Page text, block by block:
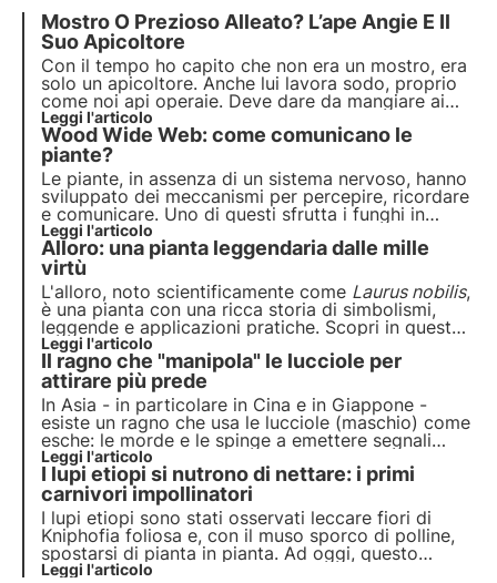
Mostro O Prezioso Alleato? L’ape Angie E Il
Suo Apicoltore
Con il tempo ho capito che non era un mostro, era
solo un apicoltore. Anche lui lavora sodo, proprio
come noi api operaie. Deve dare da mangiare ai
suoi ragazzini. Vende il nostro miele, ma ci cura
con amore, ci guarisce dai parassiti. Insomma, oggi
lo considero quasi fosse un parente.
Leggi l'articolo
Wood Wide Web: come comunicano le
piante?
Le piante, in assenza di un sistema nervoso, hanno
sviluppato dei meccanismi per percepire, ricordare
e comunicare. Uno di questi sfrutta i funghi in
simbiosi con le radici degli alberi, che sono in
grado di creare una rete fittissima per il trasporto
di importanti informazioni e nutrienti.
Leggi l'articolo
Alloro: una pianta leggendaria dalle mille
virtù
L'alloro, noto scientificamente come Laurus nobilis,
è una pianta con una ricca storia di simbolismi,
leggende e applicazioni pratiche. Scopri in questo
articolo le caratteristiche, la storia e le curiosità di
questa affascinante pianta nettarifera dalle mille
virtù.
Leggi l'articolo
Il ragno che "manipola" le lucciole per
attirare più prede
In Asia - in particolare in Cina e in Giappone -
esiste un ragno che usa le lucciole (maschio) come
esche: le morde e le spinge a emettere segnali
luminosi tipici degli esemplari femmine per attrarre
altre prede nella sua tela. Approfondisci lo studio e
scopri di più in questo articolo.
Leggi l'articolo
I lupi etiopi si nutrono di nettare: i primi
carnivori impollinatori
I lupi etiopi sono stati osservati leccare fiori di
Kniphofia foliosa e, con il muso sporco di polline,
spostarsi di pianta in pianta. Ad oggi, questo
rappresenta il primo caso di grande carnivoro
Leggi l'articolo